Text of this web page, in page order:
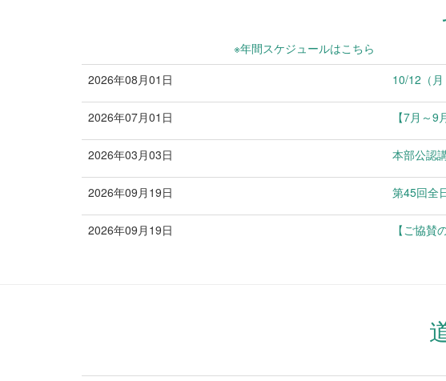
※年間スケジュールはこちら
2026年08月01日
10/12（
2026年07月01日 【7月～
2026年03月03日 本部公認
2026年09月19日 第45回全
2026年09月19日 【ご協